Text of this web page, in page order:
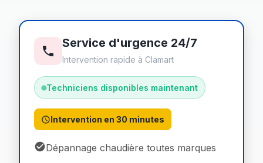
Service d'urgence 24/7
Intervention rapide à Clamart
Techniciens disponibles maintenant
Intervention en 30 minutes
Dépannage chaudière toutes marques